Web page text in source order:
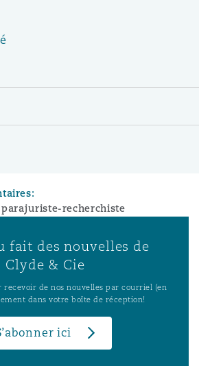
recherchiste
fait des nouvelles de
Clyde & Cie
recevoir de nos nouvelles par courriel (en
dans votre boîte de réception!
ici